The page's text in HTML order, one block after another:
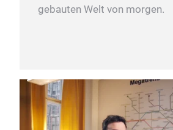
gebauten Welt von morgen.